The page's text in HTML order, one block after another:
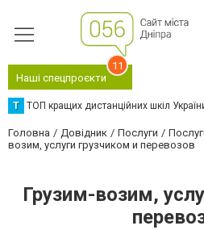
Наші спецпроєкти
11
Т ТОП кращих дистанційних шкіл
Головна Довідник Послуги
возим, услуги грузчиком и перевозов
Грузим-возим,